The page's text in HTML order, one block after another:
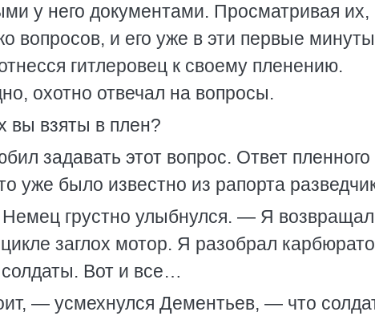
у него документами. Просматривая их,
вопросов, и его уже в эти первые минуты
гитлеровец к своему пленению.
охотно отвечал на вопросы.
вы взяты в плен?
задавать этот вопрос. Ответ
уже было известно из рапорта
грустно улыбнулся. — Я
заглох мотор. Я разобрал
Вот и все…
— усмехнулся Дементьев, — что